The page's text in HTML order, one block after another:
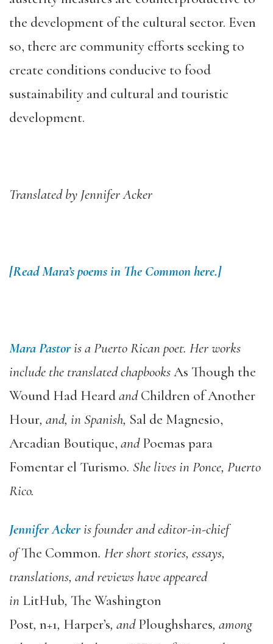
the development of the cultural sector. Even
so, there are community efforts seeking to
create conditions conducive to food
sustainability and cultural and touristic
development.
Translated by Jennifer Acker
[Read Mara’s poems in The Common here.]
Mara Pastoris a Puerto Rican poet. Her works
include the translated chapbooksAs Though the
Wound Had HeardandChildren of Another
Hour, and, in Spanish, Sal de Magnesio,
Arcadian Boutique, andPoemas para
Fomentar el Turismo. She lives in Ponce, Puerto
Rico.
Jennifer Ackeris founder and editor-in-chief
ofThe Common. Her short stories, essays,
translations, and reviews have appeared
in LitHub, The Washington
Post, n+1, Harper’s, andPloughshares, among